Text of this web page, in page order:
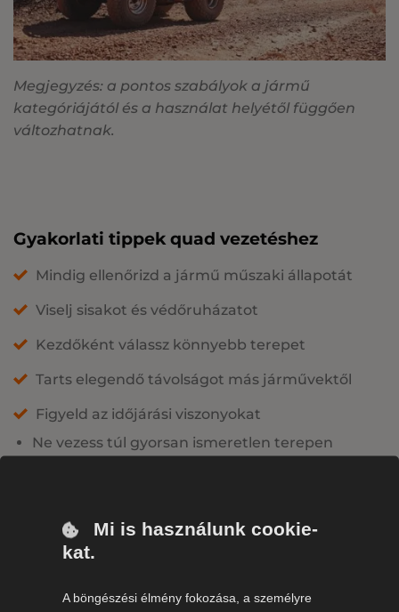
Megjegyzés: a pontos szabályok a jármű
kategóriájától és a használat helyétől függően
változhatnak.
Gyakorlati tippek quad vezetéshez
Mindig ellenőrizd a jármű műszaki állapotát
Viselj sisakot és védőruházatot
Kezdőként válassz könnyebb terepet
Tarts elegendő távolságot más járművektől
Figyeld az időjárási viszonyokat
Ne vezess túl gyorsan ismeretlen terepen
Ne hagyd figyelmen kívül a biztonsági
szabályokat
Mi is használunk cookie-
kat.
A böngészési élmény fokozása, a személyre